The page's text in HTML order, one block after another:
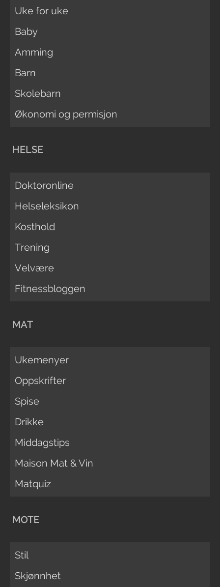
Uke for uke
Baby
Amming
Barn
Skolebarn
Økonomi og permisjon
HELSE
Doktoronline
Helseleksikon
Kosthold
Trening
Velvære
Fitnessbloggen
MAT
Ukemenyer
Oppskrifter
Spise
Drikke
Middagstips
Maison Mat & Vin
Matquiz
MOTE
Stil
Skjønnhet